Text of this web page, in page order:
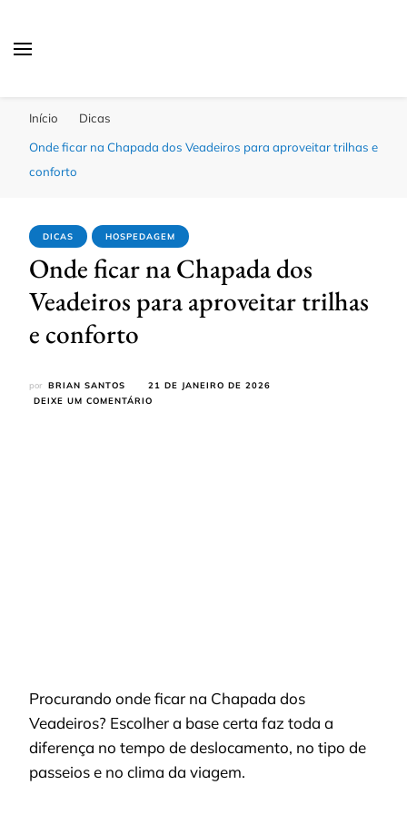
Início
Dicas
Onde ficar na Chapada dos Veadeiros para aproveitar trilhas e
conforto
DICAS HOSPEDAGEM
Onde ficar na Chapada dos
Veadeiros para aproveitar trilhas
e conforto
por BRIAN SANTOS
21 DE JANEIRO DE 2026
DEIXE UM COMENTÁRIO
Procurando onde ficar na Chapada dos
Veadeiros? Escolher a base certa faz toda a
diferença no tempo de deslocamento, no tipo de
passeios e no clima da viagem.